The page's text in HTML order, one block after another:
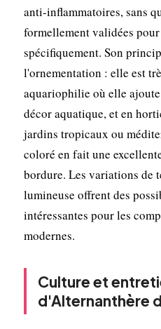
anti-inflammatoires, sans
formellement validées pour
spécifiquement. Son
l'ornementation : elle est
aquariophilie où elle
décor aquatique, et en
jardins tropicaux ou
coloré en fait une
bordure. Les variations de
lumineuse offrent des
intéressantes pour les
modernes.
Culture et
d'Alternanthère